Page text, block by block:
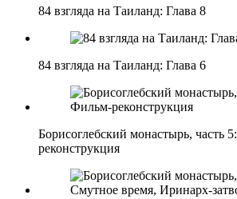
84 взгляда на Таиланд: Глава 8
84 взгляда на Таиланд: Глава 6
Борисоглебский монастырь, часть
реконструкция